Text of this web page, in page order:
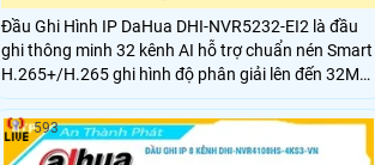
Đầu Ghi Hình IP DaHua DHI-NVR5232-EI2 là đầu
ghi thông minh 32 kênh AI hỗ trợ chuẩn nén Smart
H.265+/H.265 ghi hình độ phân giải lên đến 32MP
và xuất hình 8K HDMI.Hỗ trợ 2 ổ cứng mỗi ổ 20TB.
Công nghệ AI như nhận diện khuôn mặt nhận diện
biển số xe và phân tích hành vi.
593